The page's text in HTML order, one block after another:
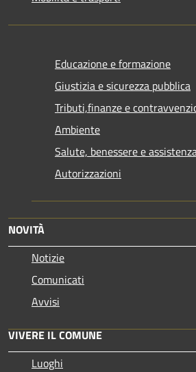
Educazione e formazione
Giustizia e sicurezza pubblica
Tributi,finanze e
Ambiente
Salute, benessere e
Autorizzazioni
NOVITÀ
Notizie
Comunicati
Avvisi
VIVERE IL COMUNE
Luoghi